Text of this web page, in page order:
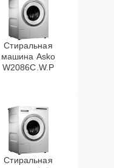
Стиральная
машина Asko
W2086C.W.P
Стиральная